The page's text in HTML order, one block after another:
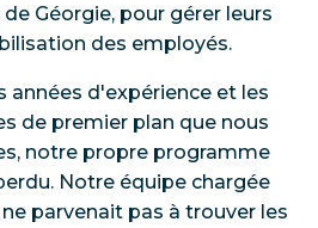
Géorgie, pour gérer leurs
des employés.
années d'expérience et les
de premier plan que nous
notre propre programme
Notre équipe chargée
parvenait pas à trouver les